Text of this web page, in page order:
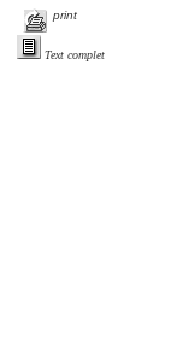
print
Text complet